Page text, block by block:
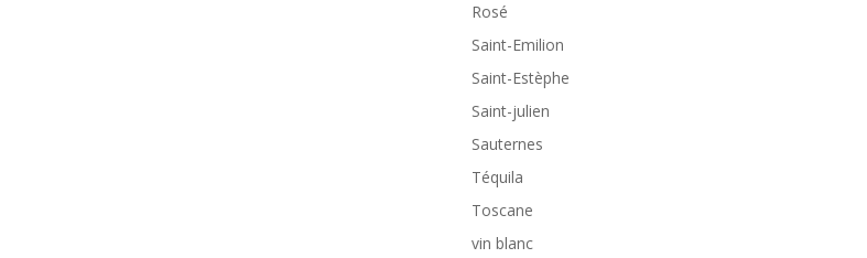
Rosé
Saint-Emilion
Saint-Estèphe
Saint-julien
Sauternes
Téquila
Toscane
vin blanc